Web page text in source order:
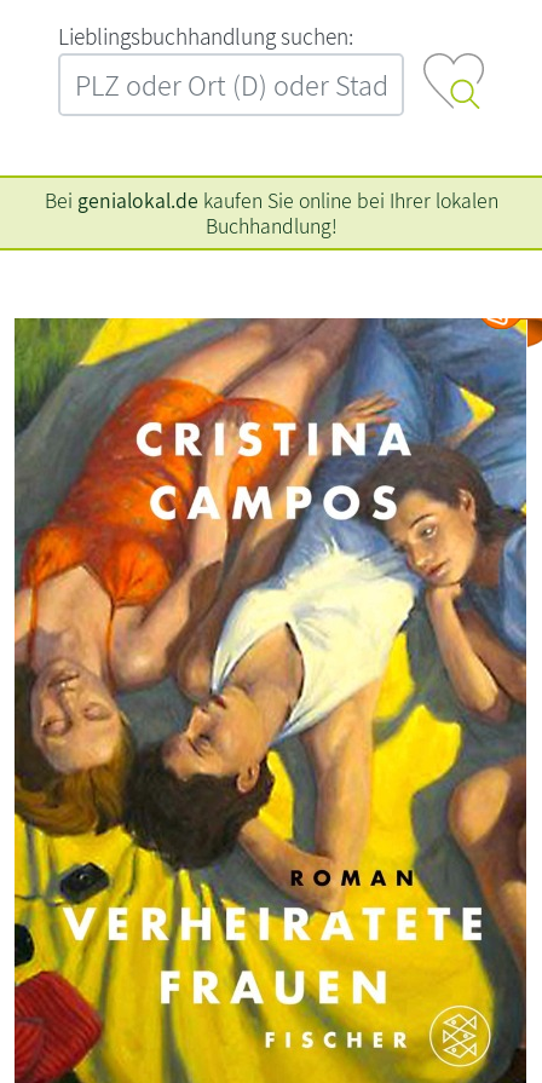
L‍i‍e‍b‍l‍i‍n‍g‍s‍b‍u‍c‍h‍h‍a‍n‍d‍l‍u‍n‍g‍ ‍s‍u‍c‍h‍e‍n‍:‍
Bei genialokal.de kaufen Sie online bei Ihrer lokalen
Buchhandlung!